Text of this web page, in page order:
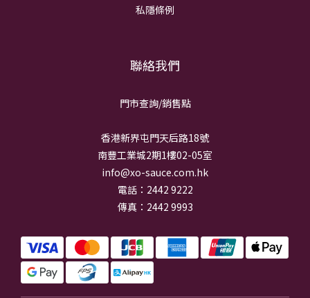
私隱條例
聯絡我們
門市查詢/銷售點
香港新界屯門天后路18號
南豐工業城2期1樓02-05室
info@xo-sauce.com.hk
電話：2442 9222
傳真：2442 9993